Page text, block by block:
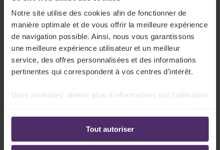
Notre site utilise des cookies afin de fonctionner de
manière optimale et de vous offrir la meilleure expérience
de navigation possible. Ainsi, nous vous garantissons
une meilleure expérience utilisateur et un meilleur
service, des offres personnalisées et des informations
pertinentes qui correspondent à vos centres d’intérêt.
Vous souhaitez obtenir plus d'informations sur l'utilisation
ligne:
Politique de confidentialité-Politique en matière
d’utilisation des cookies
Tout autoriser
Durée de travail
La loi nationale sur le travail fixe des limites à
la durée quotidienne et hebdomadaire du
travail. Votre secteur peut prévoir des
dérogations, vous donnant plus ou moins de
flexibilité.